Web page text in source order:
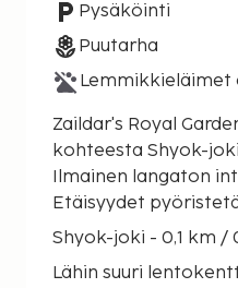
Pysäköinti
Puutarha
Lemmikkieläimet
Zaildar's Royal
kohteesta Shyok-
Ilmainen langaton
Etäisyydet
Shyok-joki - 0,1 km /
Lähin suuri